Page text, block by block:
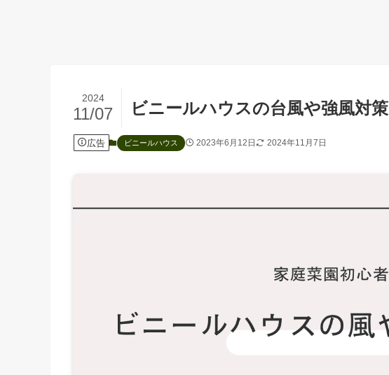
ビニールハウスの台風や強風対策
2024
11/07
広告 ビニールハウス 2023年6月12日 2024年11月7日